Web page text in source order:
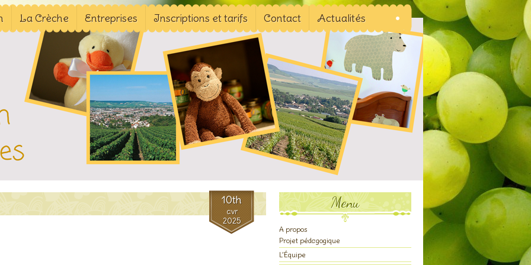
La Crèche Entreprises Inscriptions et tarifs Contact Actualités
10th
avr
2025
Menu
A propos
Projet pédagogique
L’Équipe